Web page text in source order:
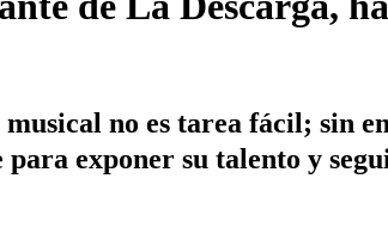
no es tarea fácil; sin
para exponer su talento y